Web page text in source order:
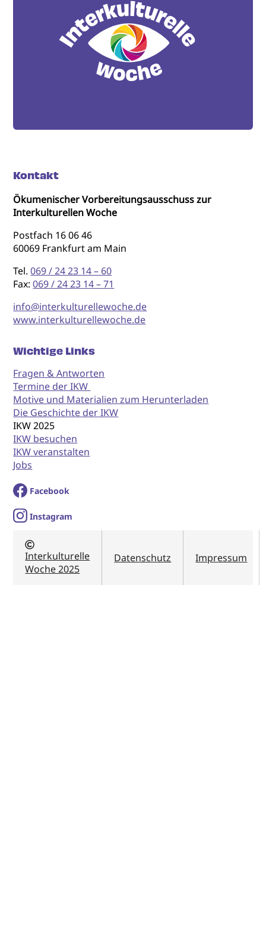
Kontakt
Ökumenischer Vorbereitungsausschuss zur
Interkulturellen Woche
Postfach 16 06 46
60069 Frankfurt am Main
Tel.069 / 24 23 14 – 60
Fax:069 / 24 23 14 – 71
info@interkulturellewoche.de
www.interkulturellewoche.de
Wichtige Links
Fragen & Antworten
Termine der IKW
Motive und Materialien zum Herunterladen
Die Geschichte der IKW
IKW 2025
IKW besuchen
IKW veranstalten
Jobs
Facebook
Instagram
Interkulturelle
Woche 2025
Datenschutz Impressum